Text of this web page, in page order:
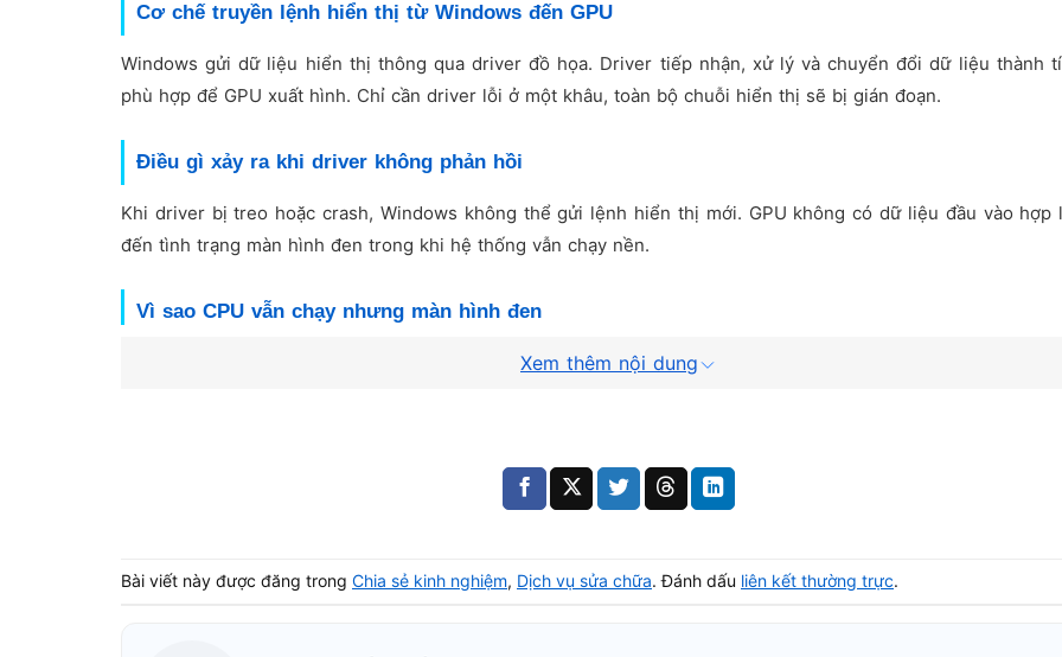
Cơ chế truyền lệnh hiển thị từ Windows đến GPU
Windows gửi dữ liệu hiển thị thông qua driver đồ họa. Driver tiếp nhận, xử lý và chuyển đổi dữ liệu thành
phù hợp để GPU xuất hình. Chỉ cần driver lỗi ở một khâu, toàn bộ chuỗi hiển thị sẽ bị gián đoạn.
Điều gì xảy ra khi driver không phản hồi
Khi driver bị treo hoặc crash, Windows không thể gửi lệnh hiển thị mới. GPU không có dữ liệu đầu vào hợp
đến tình trạng màn hình đen trong khi hệ thống vẫn chạy nền.
Vì sao CPU vẫn chạy nhưng màn hình đen
Lỗi driver chỉ ảnh hưởng đến luồng hiển thị, không làm gián đoạn hoạt động của CPU hay RAM. Do đó, máy
Driver không tương thích với hệ điều hành gây lỗi hiển thị
Xem thêm nội dung
Bài viết này được đăng trong Chia sẻ kinh nghiệm, Dịch vụ sửa chữa. Đánh dấu liên kết thường trực.